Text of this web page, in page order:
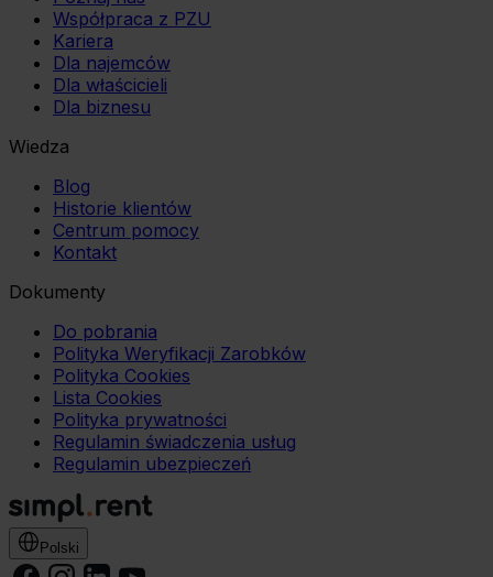
Współpraca z PZU
Kariera
Dla najemców
Dla właścicieli
Dla biznesu
Wiedza
Blog
Historie klientów
Centrum pomocy
Kontakt
Dokumenty
Do pobrania
Polityka Weryfikacji Zarobków
Polityka Cookies
Lista Cookies
Polityka prywatności
Regulamin świadczenia usług
Regulamin ubezpieczeń
Polski